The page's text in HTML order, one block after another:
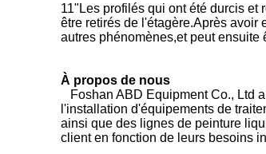
11"Les profilés qui ont été durcis et
être retirés de l'étagère.Après avoir
autres phénomènes,et peut
À propos de nous
Foshan ABD Equipment Co., Ltd
l'installation d'équipements de
ainsi que des lignes de peinture
client en fonction de leurs besoins